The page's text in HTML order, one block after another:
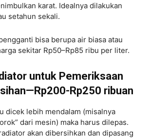
karat. Idealnya dilakukan
setahun sekali.
bisa berupa air biasa atau
sekitar Rp50–Rp85 ribu per liter.
untuk Pemeriksaan
Rp250 ribuan
dicek lebih mendalam (misalnya
dari mesin) maka harus dilepas.
akan dibersihkan dan dipasang